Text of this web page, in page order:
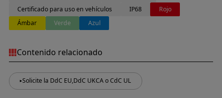
Certificado para uso en vehículos
IP68
Rojo
Ámbar
Verde Azul
Contenido relacionado
Solicite la DdC EU,DdC UKCA o CdC UL